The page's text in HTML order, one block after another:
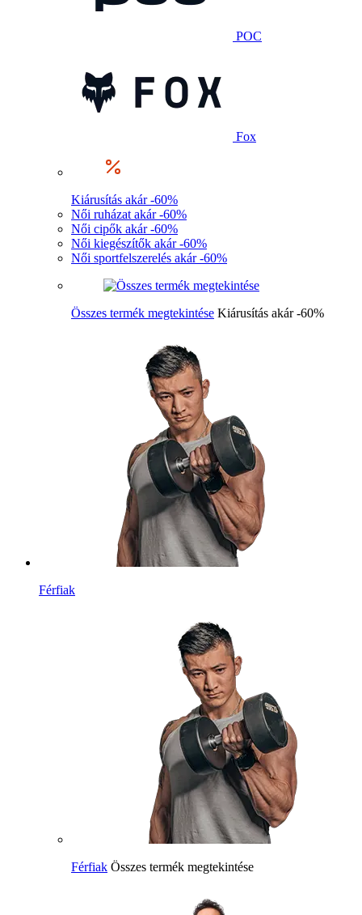
POC
Fox
Kiárusítás akár -60%
Női ruházat akár -60%
Női cipők akár -60%
Női kiegészítők akár -60%
Női sportfelszerelés akár -60%
Összes termék megtekintése Kiárusítás akár -60%
Férfiak
Férfiak Összes termék megtekintése